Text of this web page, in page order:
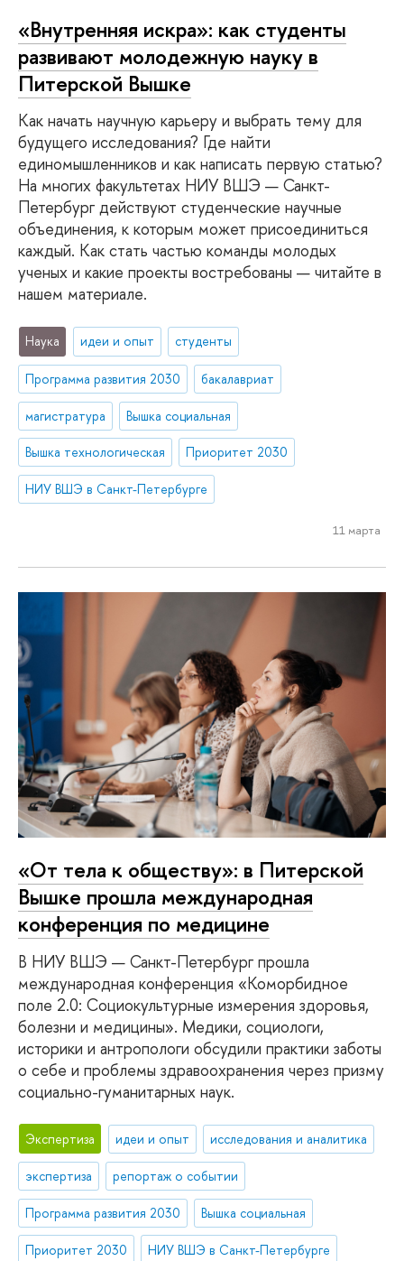
«Внутренняя искра»: как студенты
развивают молодежную науку в
Питерской Вышке
Как начать научную карьеру и выбрать тему для
будущего исследования? Где найти
единомышленников и как написать первую статью?
На многих факультетах НИУ ВШЭ — Санкт-
Петербург действуют студенческие научные
объединения, к которым может присоединиться
каждый. Как стать частью команды молодых
ученых и какие проекты востребованы — читайте в
нашем материале.
Наука идеи и опыт студенты
Программа развития 2030 бакалавриат
магистратура Вышка социальная
Вышка технологическая Приоритет 2030
НИУ ВШЭ в Санкт-Петербурге
11 марта
«От тела к обществу»: в Питерской
Вышке прошла международная
конференция по медицине
В НИУ ВШЭ — Санкт-Петербург прошла
международная конференция «Коморбидное
поле 2.0: Социокультурные измерения здоровья,
болезни и медицины». Медики, социологи,
историки и антропологи обсудили практики заботы
о себе и проблемы здравоохранения через призму
социально-гуманитарных наук.
Экспертиза идеи и опыт исследования и аналитика
экспертиза репортаж о событии
Программа развития 2030 Вышка социальная
Приоритет 2030 НИУ ВШЭ в Санкт-Петербурге